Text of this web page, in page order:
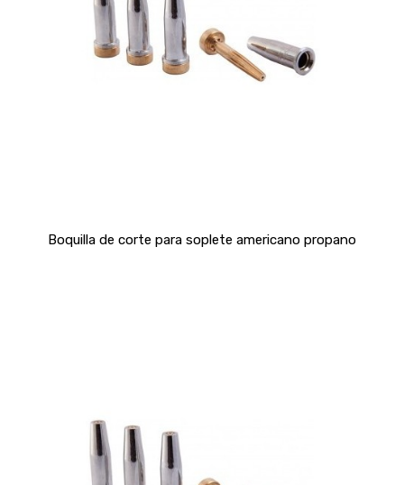
Boquilla de corte para soplete americano propano